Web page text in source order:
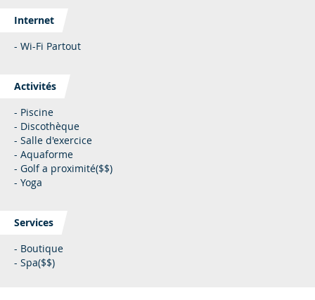
Internet
- Wi-Fi Partout
Activités
- Piscine
- Discothèque
- Salle d'exercice
- Aquaforme
- Golf a proximité($$)
- Yoga
Services
- Boutique
- Spa($$)